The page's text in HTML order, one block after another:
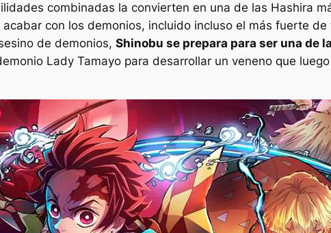
combinadas la convierten en una de las Hashira
con los demonios, incluido incluso el más fuerte
de demonios, Shinobu se prepara para ser una de
Lady Tamayo para desarrollar un veneno que